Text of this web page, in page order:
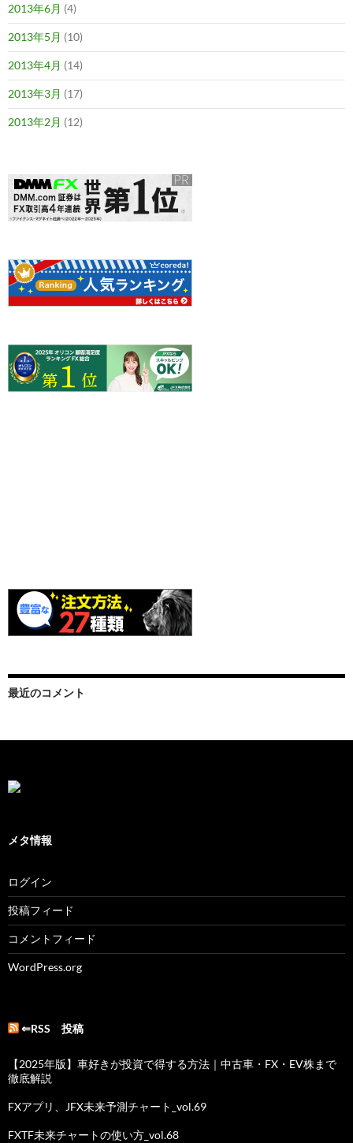
2013年6月 (4)
2013年5月 (10)
2013年4月 (14)
2013年3月 (17)
2013年2月 (12)
最近のコメント
メタ情報
ログイン
投稿フィード
コメントフィード
WordPress.org
⇐RSS 投稿
【2025年版】車好きが投資で得する方法｜中古車・FX・EV株まで
徹底解説
FXアプリ、JFX未来予測チャート_vol.69
FXTF未来チャートの使い方_vol.68